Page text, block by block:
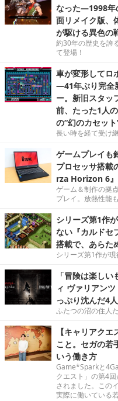
なった―1998年
面リメイク版、
が駆ける異色の
約30年の歴史を誇
て登場！
車が変形してロ
―41年ぶり完全
ー。新旧スタッ
前、たった1人
の“幻のカセッ
長い時を経て受け
ゲームプレイも
プロセッサ搭載
rza Horizon 6
ゲーム＆制作の拠
プレイ。放熱性能
シリーズ第1作
ない『カルドセ
搭載で、あらた
シリーズ第1作が
「冒険は楽し
ィ ヴァリアン
っぷり沈んだ4
ふたつの沼の住人
【キャリアク
こと。セガの若
いう働き方
Game*Sparkと
クエスト」の第4
されました。この
実際に働いている